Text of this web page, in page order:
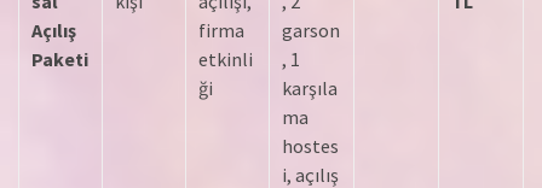
Açılış
Paketi
firma
etkinli
ği
garson
, 1
karşıla
ma
hostes
i, açılış